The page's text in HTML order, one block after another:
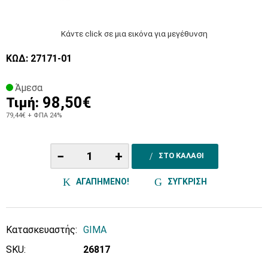
Κάντε click σε μια εικόνα για μεγέθυνση
ΚΩΔ: 27171-01
Άμεσα
Τιμή: 98,50€
79,44€ + ΦΠΑ 24%
− + ΣΤΟ ΚΑΛΑΘΙ
ΑΓΑΠΗΜΕΝΟ! ΣΥΓΚΡΙΣΗ
Κατασκευαστής: GIMA
SKU:
26817